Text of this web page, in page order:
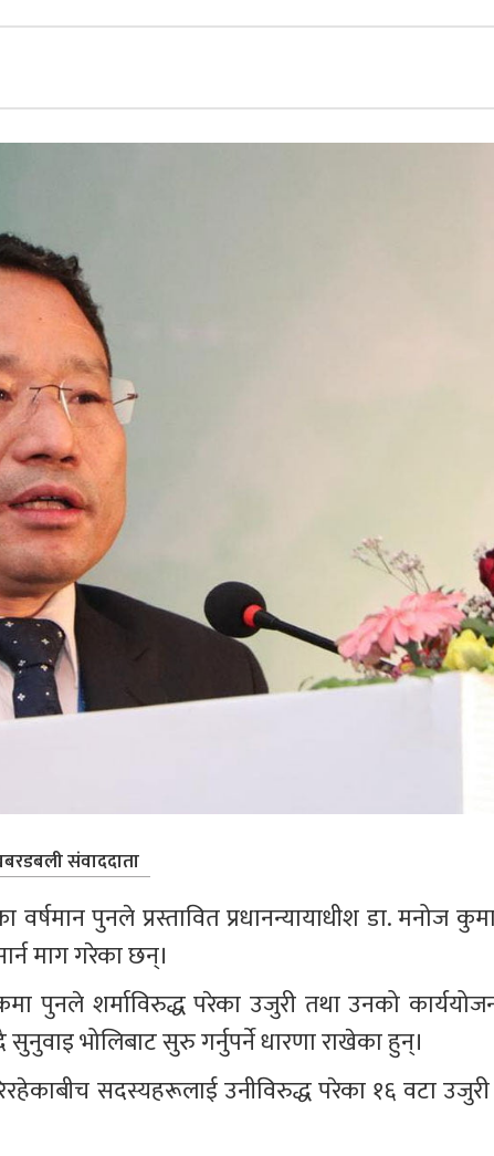
संवाददाता
वर्षमान पुनले प्रस्तावित प्रधानन्यायाधीश डा. मनोज
माग गरेका छन्।
शर्माविरुद्ध परेका उजुरी तथा उनको
भोलिबाट सुरु गर्नुपर्ने धारणा राखेका हुन्।
सदस्यहरूलाई उनीविरुद्ध परेका १६ वटा